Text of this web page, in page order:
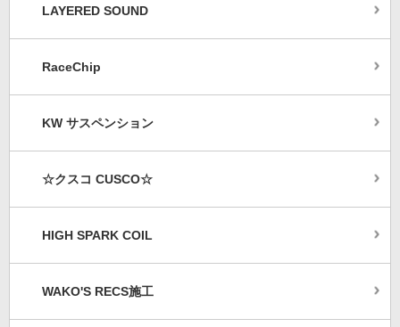
LAYERED SOUND
RaceChip
KW サスペンション
☆クスコ CUSCO☆
HIGH SPARK COIL
WAKO'S RECS施工